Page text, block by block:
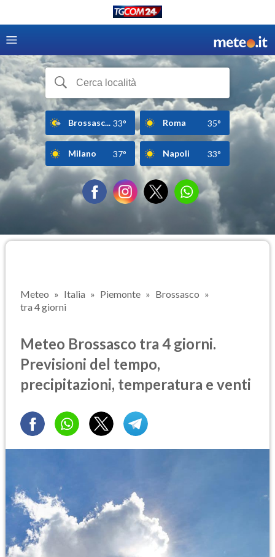
Brossasc... 33° Roma 35°
Milano 37° Napoli 33°
Meteo Italia Piemonte
Brossasco
tra 4 giorni
Meteo Brossasco tra 4 giorni.
Previsioni del tempo,
precipitazioni, temperatura e venti